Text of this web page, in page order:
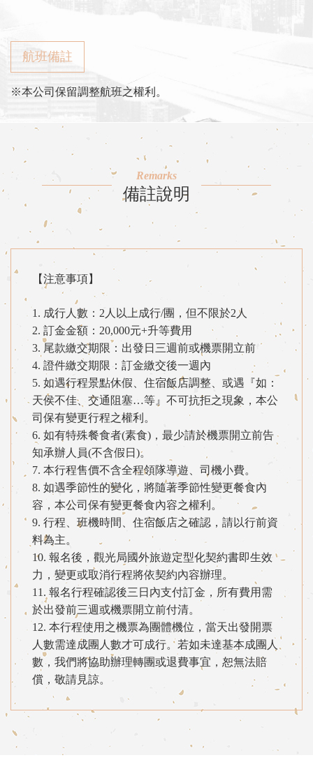
航班備註
※本公司保留調整航班之權利。
Remarks
備註說明
【注意事項】
1. 成行人數：2人以上成行/團，但不限於2人
2. 訂金金額：20,000元+升等費用
3. 尾款繳交期限：出發日三週前或機票開立前
4. 證件繳交期限：訂金繳交後一週內
5. 如遇行程景點休假、住宿飯店調整、或遇『如：
天侯不佳、交通阻塞…等』不可抗拒之現象，本公
司保有變更行程之權利。
6. 如有特殊餐食者(素食)，最少請於機票開立前告
知承辦人員(不含假日)。
7. 本行程售價不含全程領隊導遊、司機小費。
8. 如遇季節性的變化，將隨著季節性變更餐食內
容，本公司保有變更餐食內容之權利。
9. 行程、班機時間、住宿飯店之確認，請以行前資
料為主。
10. 報名後，觀光局國外旅遊定型化契約書即生效
力，變更或取消行程將依契約內容辦理。
11. 報名行程確認後三日內支付訂金，所有費用需
於出發前三週或機票開立前付清。
12. 本行程使用之機票為團體機位，當天出發開票
人數需達成團人數才可成行。若如未達基本成團人
數，我們將協助辦理轉團或退費事宜，恕無法賠
償，敬請見諒。
13. 為考量旅客自身之旅遊安全並顧及同團其他團
員之旅遊權益，年滿70歲以上、行動不便以及未成
年之貴賓，需有成年之親友同行，以維護您旅途上
的安全，不便之處，敬請見諒。